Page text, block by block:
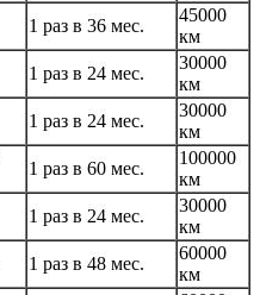
1 раз в 36 мес.
45000
км
1 раз в 24 мес.
30000
км
1 раз в 24 мес.
30000
км
1 раз в 60 мес.
100000
км
1 раз в 24 мес.
30000
км
1 раз в 48 мес.
60000
км